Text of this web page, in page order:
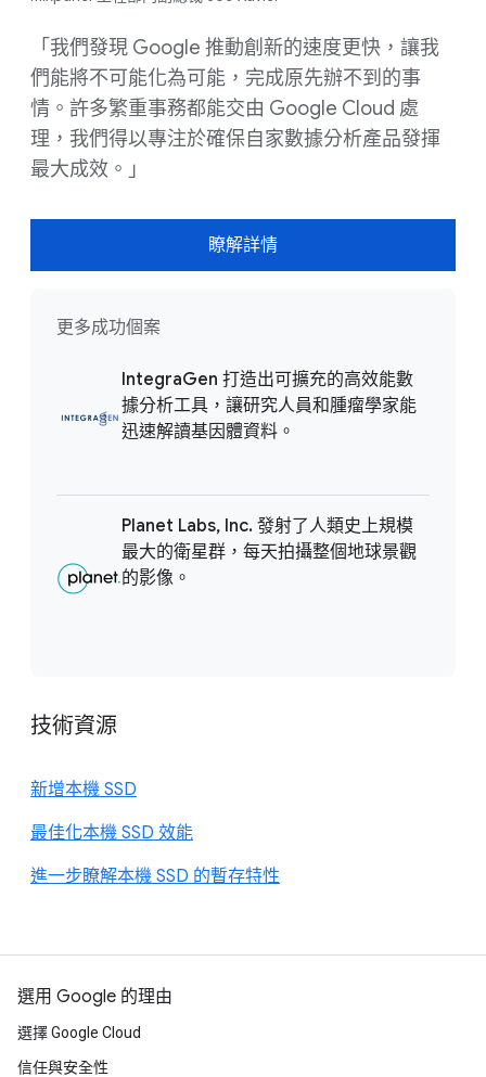
「我們發現 Google 推動創新的速度更快，讓我
們能將不可能化為可能，完成原先辦不到的事
情。許多繁重事務都能交由 Google Cloud 處
理，我們得以專注於確保自家數據分析產品發揮
最大成效。」
瞭解詳情
更多成功個案
IntegraGen 打造出可擴充的高效能數
據分析工具，讓研究人員和腫瘤學家能
迅速解讀基因體資料。
Planet Labs, Inc. 發射了人類史上規模
最大的衛星群，每天拍攝整個地球景觀
的影像。
技術資源
新增本機 SSD
最佳化本機 SSD 效能
進一步瞭解本機 SSD 的暫存特性
選用 Google 的理由
選擇 Google Cloud
信任與安全性